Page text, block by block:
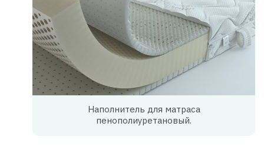
Наполнитель для матраса
пенополиуретановый.